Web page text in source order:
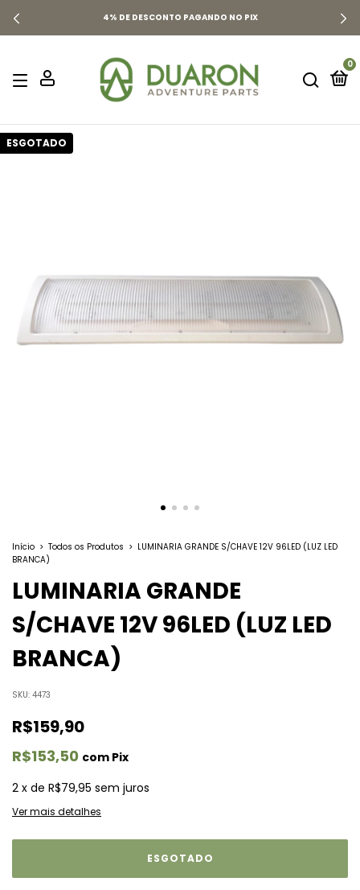
4% DE DESCONTO PAGANDO NO PIX
0
ESGOTADO
Início > Todos os Produtos > LUMINARIA GRANDE S/CHAVE 12V 96LED (LUZ LED
BRANCA)
LUMINARIA GRANDE
S/CHAVE 12V 96LED (LUZ LED
BRANCA)
SKU: 4473
R$159,90
R$153,50 com Pix
2 x de R$79,95 sem juros
Ver mais detalhes